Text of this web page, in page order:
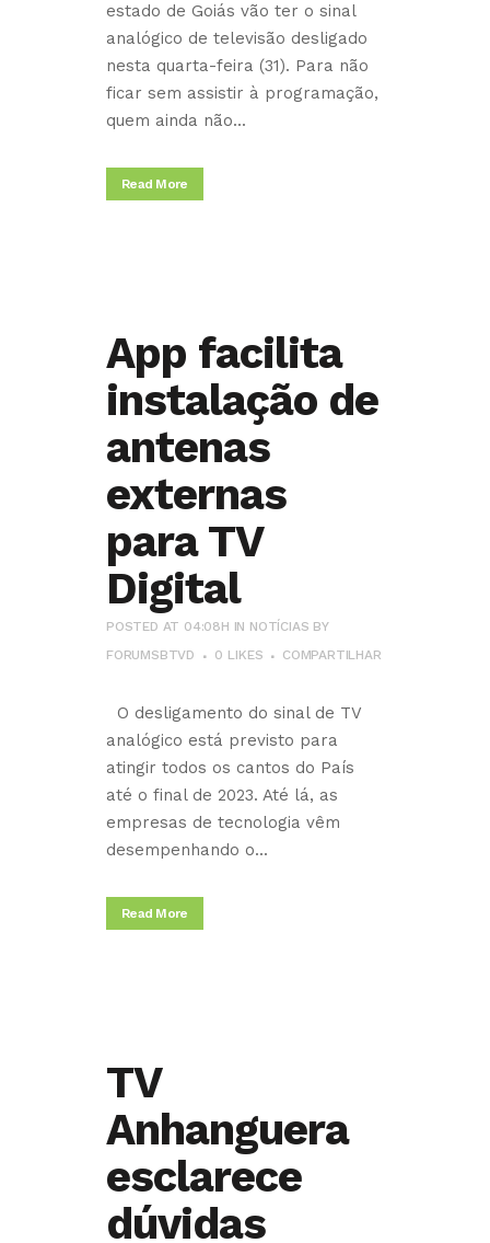
estado de Goiás vão ter o sinal
analógico de televisão desligado
nesta quarta-feira (31). Para não
ficar sem assistir à programação,
quem ainda não...
Read More
App facilita
instalação de
antenas
externas
para TV
Digital
POSTED AT 04:08H IN NOTÍCIAS BY
FORUMSBTVD
0 LIKES COMPARTILHAR
O desligamento do sinal de TV
analógico está previsto para
atingir todos os cantos do País
até o final de 2023. Até lá, as
empresas de tecnologia vêm
desempenhando o...
Read More
TV
Anhanguera
esclarece
dúvidas